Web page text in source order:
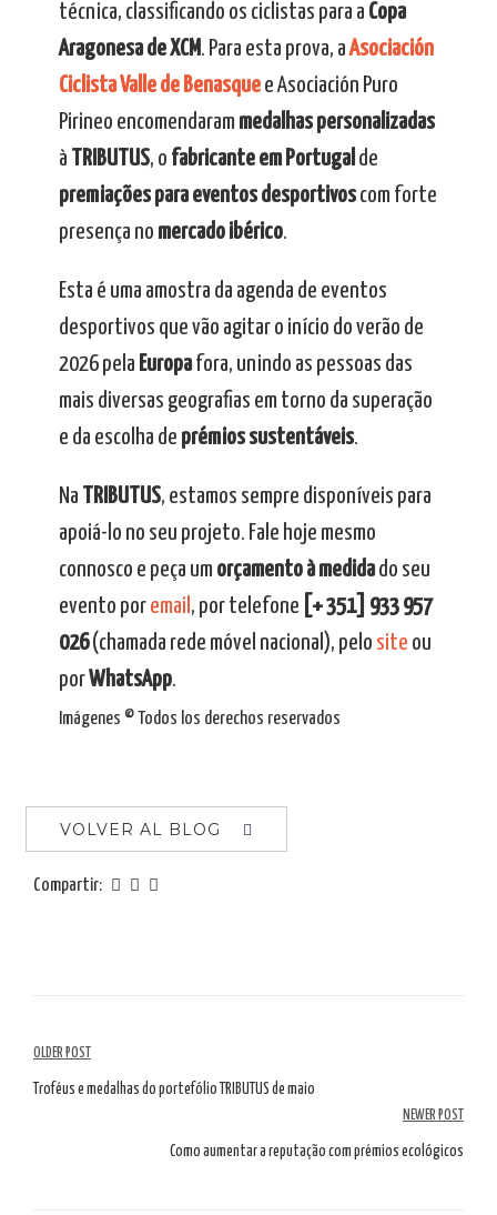
técnica, classificando os ciclistas para a Copa
Aragonesa de XCM. Para esta prova, aAsociación
Ciclista Valle de Benasquee Asociación Puro
Pirineo encomendaram medalhas personalizadas
à
TRIBUTUS, o fabricante em Portugal de
premiações para eventos desportivoscom forte
presença no mercado ibérico.
Esta é uma amostra da agenda de eventos
desportivos que vão agitar o início do verão de
2026 pela Europafora, unindo as pessoas das
mais diversas geografias em torno da superação
e da escolha de prémios sustentáveis.
Na TRIBUTUS, estamos sempre disponíveis para
apoiá-lo no seu projeto. Fale hoje mesmo
connosco e peça um orçamento à medidado seu
evento por email , por telefone
[+ 351] 933 957
026(chamada rede móvel nacional), pelo site ou
porWhatsApp.
Imágenes © Todos los derechos reservados
VOLVER AL BLOG
Compartir:
Navegación
por
OLDER POST
Troféus e medalhas do portefólio TRIBUTUS de maio
NEWER POST
Como aumentar a reputação com prémios ecológicos